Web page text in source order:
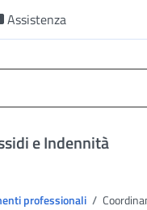
Assistenza
e Indennità
professionali